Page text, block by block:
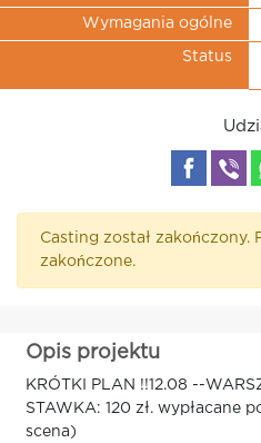
Wymagania ogólne
Status
Casting został zakończony.
zakończone.
Opis projektu
KRÓTKI PLAN !!12.08 --
STAWKA: 120 zł. wypłacane
scena)